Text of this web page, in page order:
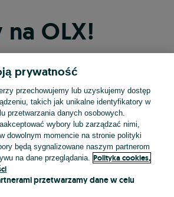
OLX!
przez Facebooka
przez konto Apple
przez konto Google
LUB
prywatność
przechowujemy lub uzyskujemy dostęp
takich jak unikalne identyfikatory w
przetwarzania danych osobowych.
wybory lub zarządzać nimi,
dowolnym momencie na stronie polityki
będą sygnalizowane naszym partnerom
na dane przeglądania.
Polityka cookies,
przetwarzamy dane w celu